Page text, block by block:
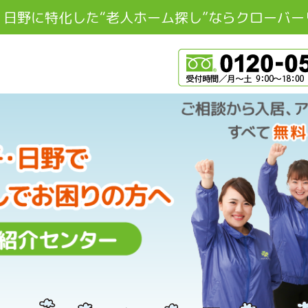
野に特化した“老人ホーム探し”ならクローバ